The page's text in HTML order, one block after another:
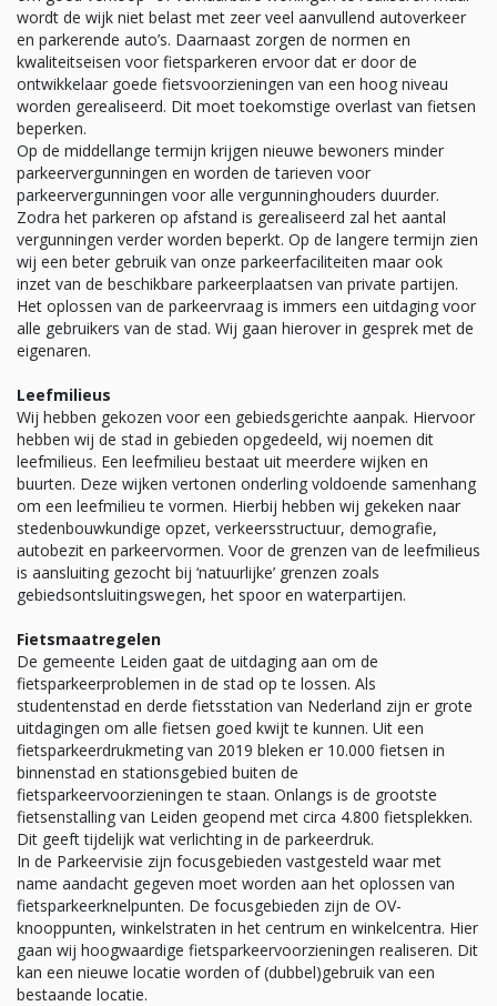
wordt de wijk niet belast met zeer veel aanvullend autoverkeer
en parkerende auto’s. Daarnaast zorgen de normen en
kwaliteitseisen voor fietsparkeren ervoor dat er door de
ontwikkelaar goede fietsvoorzieningen van een hoog niveau
worden gerealiseerd. Dit moet toekomstige overlast van fietsen
beperken.
Op de middellange termijn krijgen nieuwe bewoners minder
parkeervergunningen en worden de tarieven voor
parkeervergunningen voor alle vergunninghouders duurder.
Zodra het parkeren op afstand is gerealiseerd zal het aantal
vergunningen verder worden beperkt. Op de langere termijn zien
wij een beter gebruik van onze parkeerfaciliteiten maar ook
inzet van de beschikbare parkeerplaatsen van private partijen.
Het oplossen van de parkeervraag is immers een uitdaging voor
alle gebruikers van de stad. Wij gaan hierover in gesprek met de
eigenaren.
Leefmilieus
Wij hebben gekozen voor een gebiedsgerichte aanpak. Hiervoor
hebben wij de stad in gebieden opgedeeld, wij noemen dit
leefmilieus. Een leefmilieu bestaat uit meerdere wijken en
buurten. Deze wijken vertonen onderling voldoende samenhang
om een leefmilieu te vormen. Hierbij hebben wij gekeken naar
stedenbouwkundige opzet, verkeersstructuur, demografie,
autobezit en parkeervormen. Voor de grenzen van de leefmilieus
is aansluiting gezocht bij ‘natuurlijke’ grenzen zoals
gebiedsontsluitingswegen, het spoor en waterpartijen.
Fietsmaatregelen
De gemeente Leiden gaat de uitdaging aan om de
fietsparkeerproblemen in de stad op te lossen. Als
studentenstad en derde fietsstation van Nederland zijn er grote
uitdagingen om alle fietsen goed kwijt te kunnen. Uit een
fietsparkeerdrukmeting van 2019 bleken er 10.000 fietsen in
binnenstad en stationsgebied buiten de
fietsparkeervoorzieningen te staan. Onlangs is de grootste
fietsenstalling van Leiden geopend met circa 4.800 fietsplekken.
Dit geeft tijdelijk wat verlichting in de parkeerdruk.
In de Parkeervisie zijn focusgebieden vastgesteld waar met
name aandacht gegeven moet worden aan het oplossen van
fietsparkeerknelpunten. De focusgebieden zijn de OV-
knooppunten, winkelstraten in het centrum en winkelcentra. Hier
gaan wij hoogwaardige fietsparkeervoorzieningen realiseren. Dit
kan een nieuwe locatie worden of (dubbel)gebruik van een
bestaande locatie.